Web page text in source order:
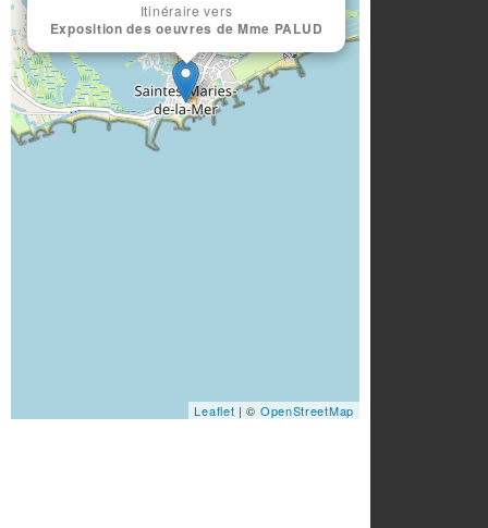
Itinéraire vers
Exposition des oeuvres de Mme PALUD
Leaflet | © OpenStreetMap